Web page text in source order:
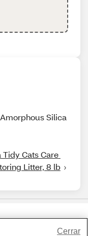
Silica
Cats Care
Litter, 8 lb
Cerrar